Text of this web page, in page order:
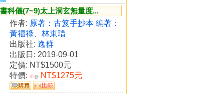
科儀(7~9)太上洞玄無量度...
作者: 原著：古笈手抄本 編著：
黃福祿、林東瑨
出版社: 逸群
出版日: 2019-09-01
定價: NT$1500元
特價: 85折 NT$1275元